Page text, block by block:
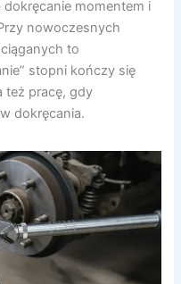
dokręcanie momentem i
nowoczesnych
to
stopni kończy się
też pracę, gdy
dokręcania.